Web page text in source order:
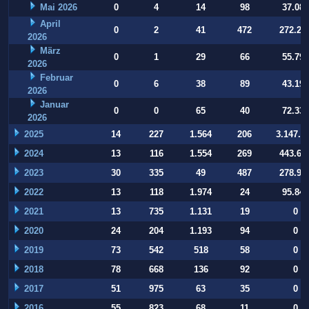
Mai 2026 0 4 14 98
37.084
April
2026
0 2 41 472
März
2026
0 1 29 66
55.794
Februar
2026
0 6 38 89
43.197
Januar
2026
0 0 65 40 72.332
2025 14 227 1.564 206
2024
13 116 1.554 269
2023
30 335 49 487
2022
13 118 1.974 24
95.847
2021
13 735 1.131 19
0
2020
24 204 1.193 94
0
2019
73 542 518 58
0
2018
78 668 136 92
0
2017
51 975 63 35
0